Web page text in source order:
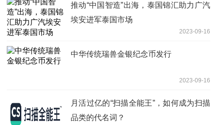
推动“中国智造”出海，泰国锦汇助力广汽
埃安进军泰国市场
2023-09-16
中华传统瑞兽金银纪念币发行
2023-09-16
月活过亿的“扫描全能王”，如何成为扫描
品类的代名词？